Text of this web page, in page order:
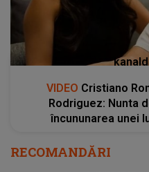
VIDEO Cristiano
Rodriguez: Nunta
încununarea unei
RECOMANDĂRI